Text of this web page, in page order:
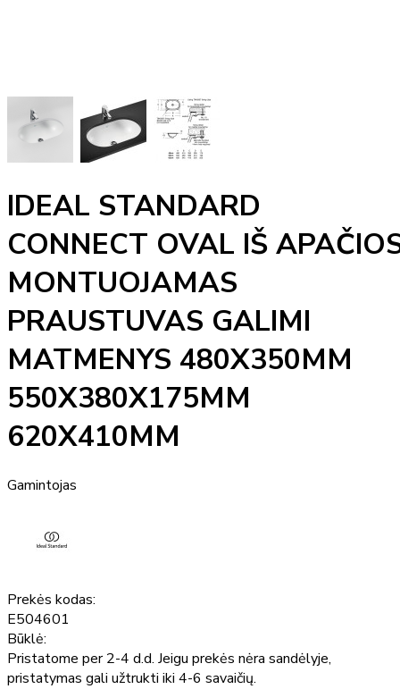
IDEAL STANDARD
CONNECT OVAL IŠ
MONTUOJAMAS
PRAUSTUVAS GALIMI
MATMENYS 480X350MM
550X380X175MM
620X410MM
Gamintojas
Prekės kodas:
E504601
Būklė:
Pristatome per 2-4 d.d. Jeigu prekės nėra sandėlyje,
pristatymas gali užtrukti iki 4-6 savaičių.